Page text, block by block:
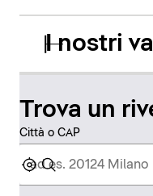
I nostri
Trova un
Città o CAP